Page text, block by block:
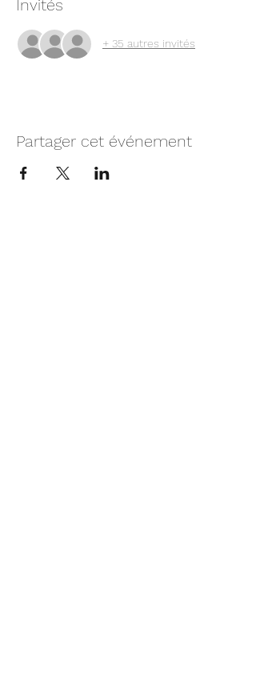
Invités
+ 35 autres invités
Partager cet événement